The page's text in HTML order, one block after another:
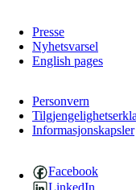
3.2 Åhpadibme ja
3.3 Aktisasjbarggo
3.4 Åhpadus
3.5
Presse
Nyhetsvarsel
English pages
Personvern
Informasjonskapsler
Facebook